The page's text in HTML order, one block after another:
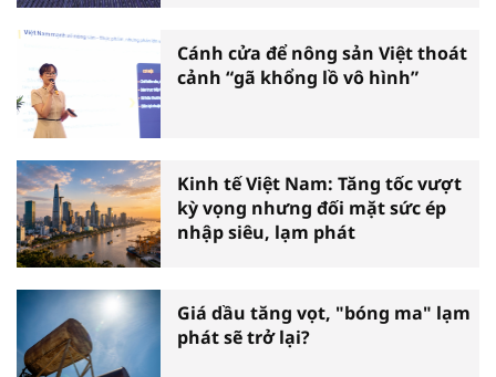
Cánh cửa để nông sản Việt thoát
cảnh “gã khổng lồ vô hình”
Kinh tế Việt Nam: Tăng tốc vượt
kỳ vọng nhưng đối mặt sức ép
nhập siêu, lạm phát
Giá dầu tăng vọt, "bóng ma" lạm
phát sẽ trở lại?